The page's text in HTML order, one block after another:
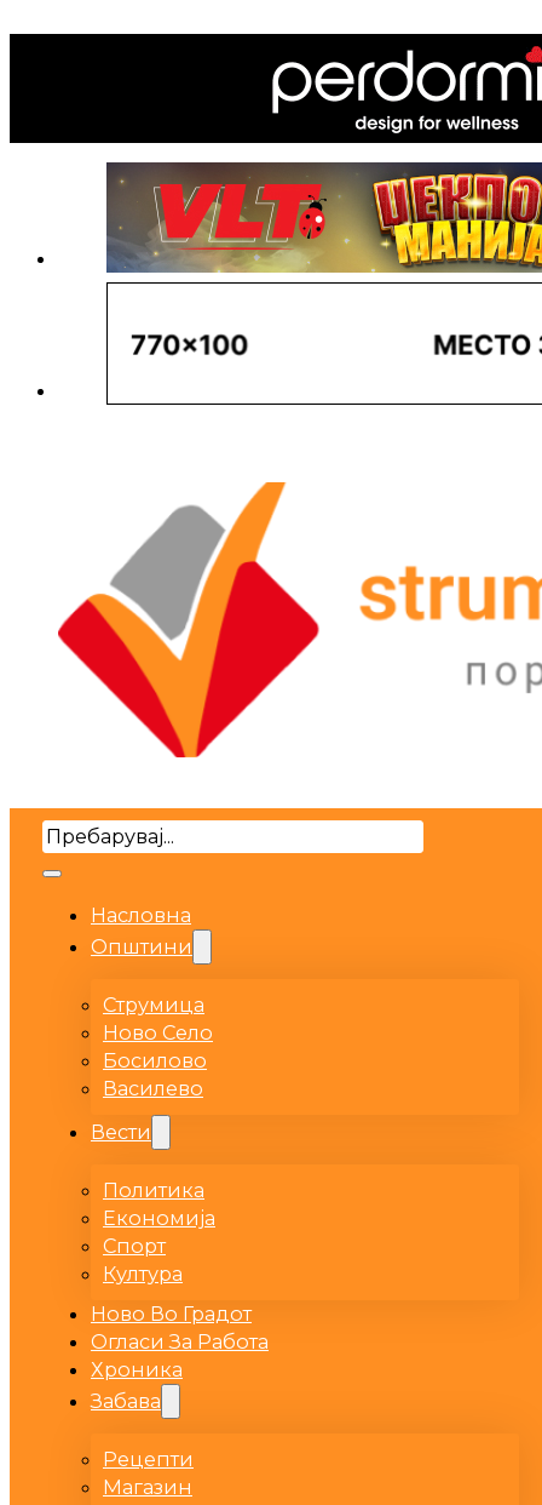
Search
Насловна
Општини
Струмица
Ново Село
Босилово
Василево
Вести
Политика
Економија
Спорт
Култура
Ново Во Градот
Огласи За Работа
Хроника
Забава
Рецепти
Магазин